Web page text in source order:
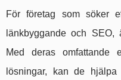
För företag som söker
länkbyggande och SEO,
Med deras omfattande
lösningar, kan de